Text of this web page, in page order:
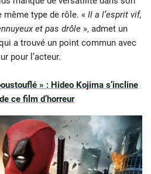
type de rôle. « Il a l’esprit vif,
et pas drôle », admet un
a trouvé un point commun avec
pour l’acteur.
» : Hideo Kojima s’incline
ce film d’horreur